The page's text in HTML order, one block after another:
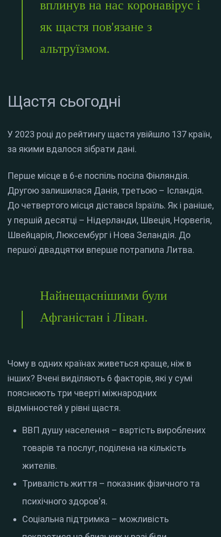
вплинув на нас коронавірус і
як щастя пов'язане з
альтруїзмом.
Щастя сьогодні
У 2023 році до рейтингу щастя увійшло 137 країн,
за якими вдалося зібрати дані.
Перше місце в 6-е поспіль посіла Фінляндія.
Другою залишилася Данія, третьою – Ісландія.
До четвертого місця дістався Ізраїль. Як і раніше,
у першій десятці – Нідерланди, Швеція, Норвегія,
Швейцарія, Люксембург і Нова Зеландія. До
першої двадцятки вперше потрапила Литва.
Найнещаснішими були
Афганістан і Ліван.
Чому в одних країнах живеться краще, ніж в
інших? Вчені виділяють 6 факторів, які у сумі
пояснюють три чверті міжнародних
відмінностей у рівні щастя.
ВВП душу населення – вартість вироблених
товарів та послуг, поділена на кількість
жителів.
Тривалість життя – показник фізичного та
психічного здоров'я.
Соціальна підтримка – можливість